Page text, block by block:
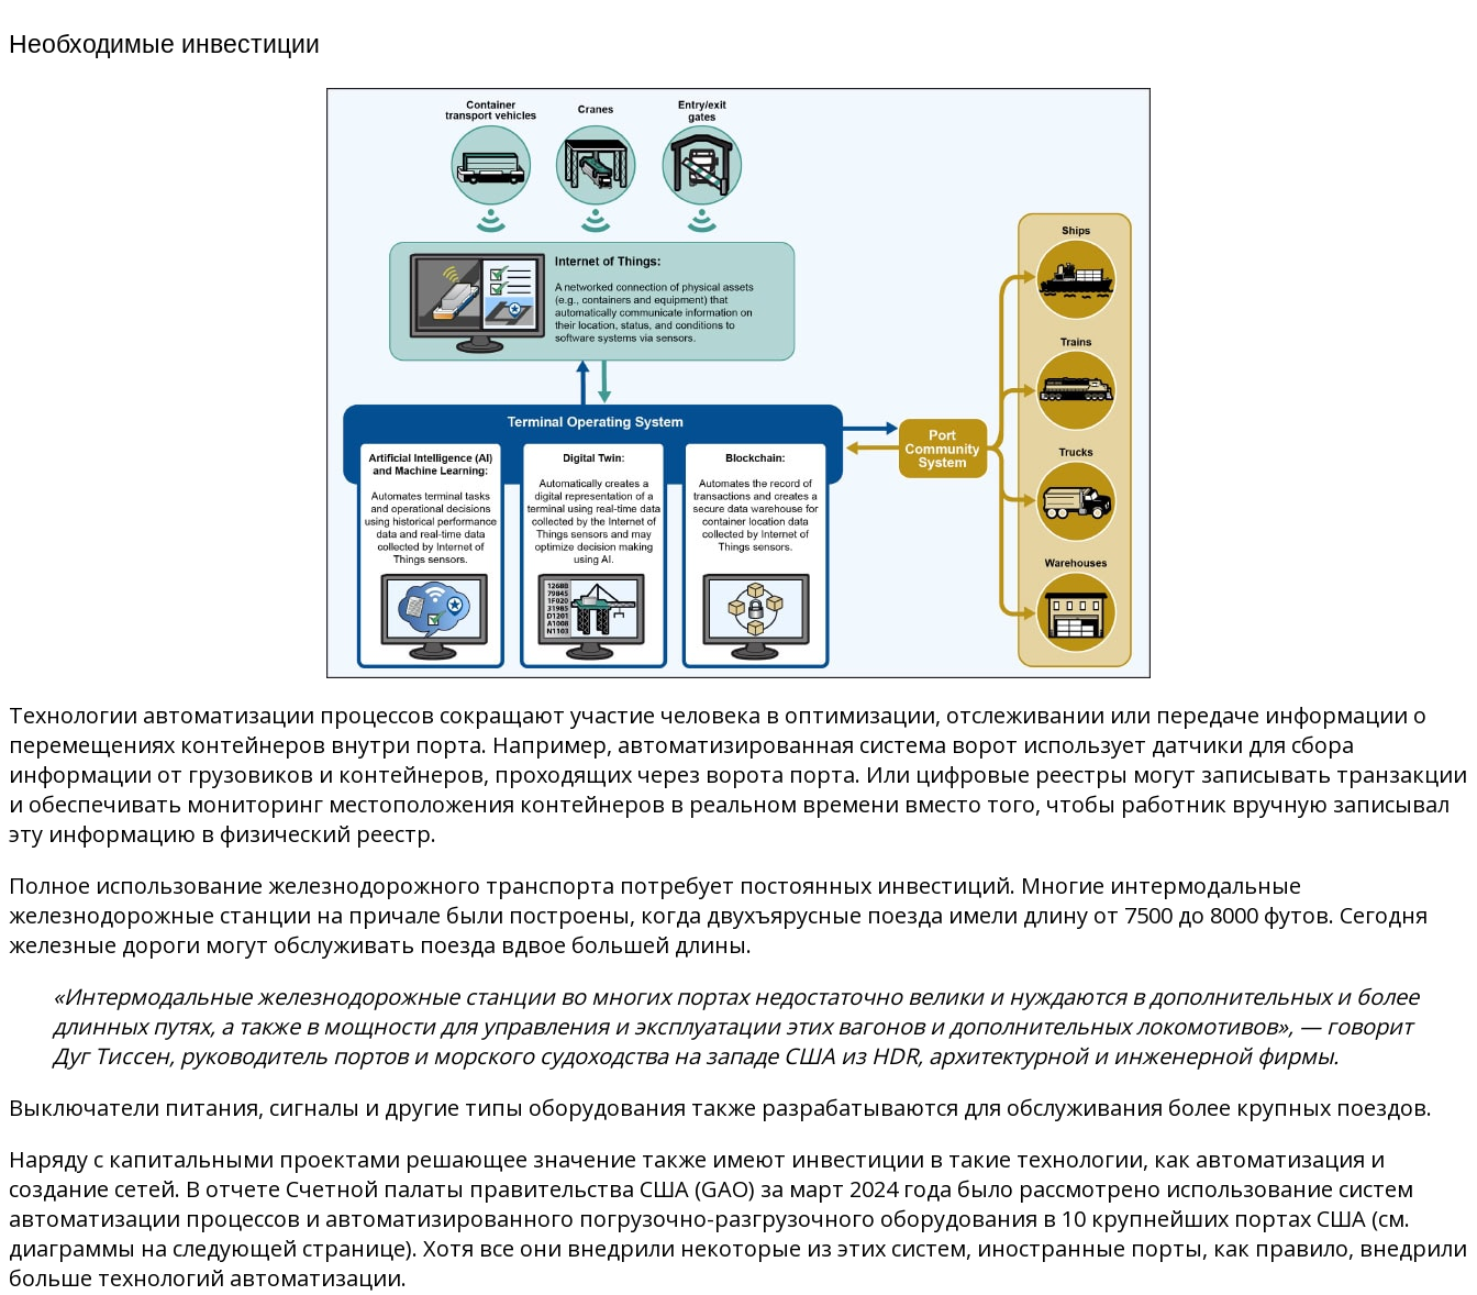
Необходимые инвестиции
Технологии автоматизации процессов сокращают участие человека в оптимизации, отслеживании или передаче информации о
перемещениях контейнеров внутри порта. Например, автоматизированная система ворот использует датчики для сбора
информации от грузовиков и контейнеров, проходящих через ворота порта. Или цифровые реестры могут записывать транзакции
и обеспечивать мониторинг местоположения контейнеров в реальном времени вместо того, чтобы работник вручную записывал
эту информацию в физический реестр.
Полное использование железнодорожного транспорта потребует постоянных инвестиций. Многие интермодальные
железнодорожные станции на причале были построены, когда двухъярусные поезда имели длину от 7500 до 8000 футов. Сегодня
железные дороги могут обслуживать поезда вдвое большей длины.
«Интермодальные железнодорожные станции во многих портах недостаточно велики и нуждаются в дополнительных и более
длинных путях, а также в мощности для управления и эксплуатации этих вагонов и дополнительных локомотивов», — говорит
Дуг Тиссен, руководитель портов и морского судоходства на западе США из HDR, архитектурной и инженерной фирмы.
Выключатели питания, сигналы и другие типы оборудования также разрабатываются для обслуживания более крупных поездов.
Наряду с капитальными проектами решающее значение также имеют инвестиции в такие технологии, как автоматизация и
создание сетей. В отчете Счетной палаты правительства США (GAO) за март 2024 года было рассмотрено использование систем
автоматизации процессов и автоматизированного погрузочно-разгрузочного оборудования в 10 крупнейших портах США (см.
диаграммы на следующей странице). Хотя все они внедрили некоторые из этих систем, иностранные порты, как правило, внедрили
больше технологий автоматизации.